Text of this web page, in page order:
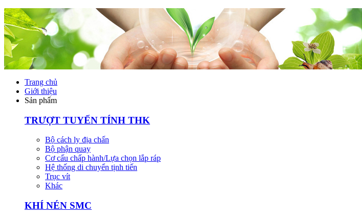
Trang chủ
Giới thiệu
Sản phẩm
TRƯỢT TUYẾN TÍNH THK
Bộ cách ly địa chấn
Bộ phận quay
Cơ cấu chấp hành/Lựa chọn lắp ráp
Hệ thống di chuyển tịnh tiến
Trục vít
Khác
KHÍ NÉN SMC